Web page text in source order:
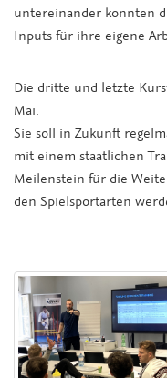
untereinander konnten
Inputs für ihre eigene
Die dritte und letzte
Mai.
Sie soll in Zukunft
mit einem staatlichen
Meilenstein für die
den Spielsportarten